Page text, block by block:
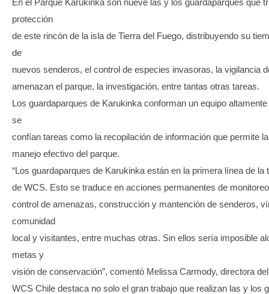
protección
de este rincón de la isla de Tierra del Fuego, distribuyendo su
de
nuevos senderos, el control de especies invasoras, la vigilancia
amenazan el parque, la investigación, entre tantas otras tareas.
Los guardaparques de Karukinka conforman un equipo
se
confían tareas como la recopilación de información que permite
manejo efectivo del parque.
“Los guardaparques de Karukinka están en la primera línea de la
de WCS. Esto se traduce en acciones permanentes de
control de amenazas, construcción y mantención de senderos,
comunidad
local y visitantes, entre muchas otras. Sin ellos sería imposible
metas y
visión de conservación”, comentó Melissa Carmody, directora
WCS Chile destaca no solo el gran trabajo que realizan las y los